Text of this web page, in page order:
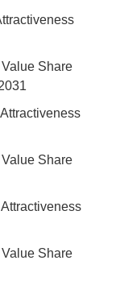
Share
Share
Share